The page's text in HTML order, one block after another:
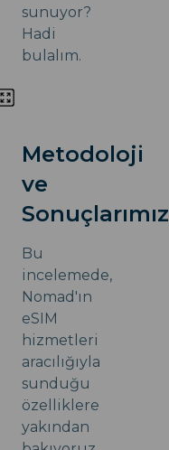
sunuyor?
Hadi
bulalım.
Metodoloji
ve
Sonuçlarımız
Bu
incelemede,
Nomad'ın
eSIM
hizmetleri
aracılığıyla
sunduğu
özelliklere
yakından